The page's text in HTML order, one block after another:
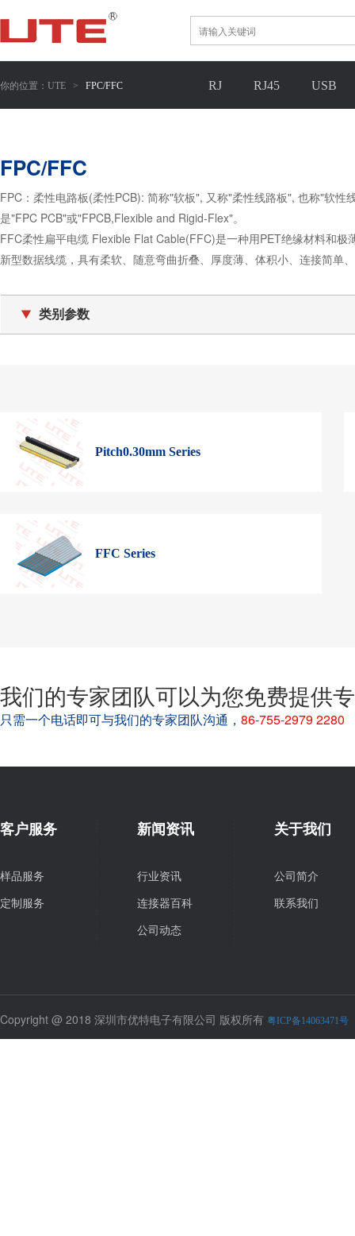
你的位置： UTE > FPC/FFC RJ RJ45 USB
FPC/FFC
FPC：柔性电路板(柔性PCB): 简称"软板", 又称"柔性线路板", 也称"软
是"FPC PCB"或"FPCB,Flexible and Rigid-Flex"。
FFC柔性扁平电缆 Flexible Flat Cable(FFC)是一种用PET绝缘材料和
新型数据线缆，具有柔软、随意弯曲折叠、厚度薄、体积小、连接简单
类别参数
Pitch0.30mm Series
FFC Series
我们的专家团队可以为您免费提供
只需一个电话即可与我们的专家团队沟通， 86-755-2979 2280
客户服务
样品服务
定制服务
新闻资讯
行业资讯
连接器百科
公司动态
关于我们
公司简介
联系我们
Copyright @ 2018 深圳市优特电子有限公司 版权所有 粤ICP备14063471号